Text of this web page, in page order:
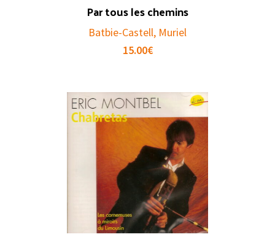
Par tous les chemins
Batbie-Castell, Muriel
15.00€